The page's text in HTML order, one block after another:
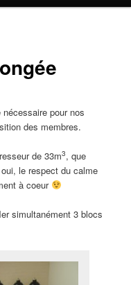
pour nos
des membres.
de 33m3, que
le respect du calme
à coeur
simultanément 3 blocs